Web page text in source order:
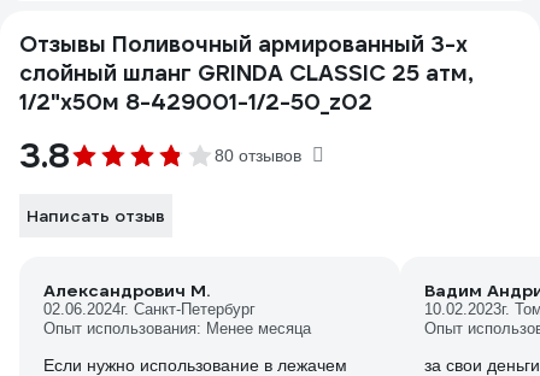
Отзывы Поливочный армированный 3-х
слойный шланг GRINDA CLASSIC 25 атм,
1/2"х50м 8-429001-1/2-50_z02
3.8 80 отзывов
Написать отзыв
Александрович М.
02.06.2024г. Санкт-Петербург
Опыт использования: Менее месяца
Если нужно использование в лежачем
Вадим
10.02.2023г.
Опыт
за свои